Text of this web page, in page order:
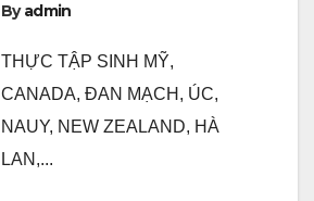
Byadmin
THỰC TẬP SINH MỸ,
CANADA, ĐAN MẠCH, ÚC,
NAUY, NEW ZEALAND, HÀ
LAN,...